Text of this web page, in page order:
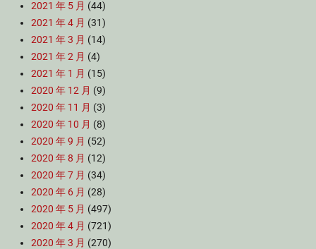
2021 年 5 月 (44)
2021 年 4 月 (31)
2021 年 3 月 (14)
2021 年 2 月 (4)
2021 年 1 月 (15)
2020 年 12 月 (9)
2020 年 11 月 (3)
2020 年 10 月 (8)
2020 年 9 月 (52)
2020 年 8 月 (12)
2020 年 7 月 (34)
2020 年 6 月 (28)
2020 年 5 月 (497)
2020 年 4 月 (721)
2020 年 3 月 (270)